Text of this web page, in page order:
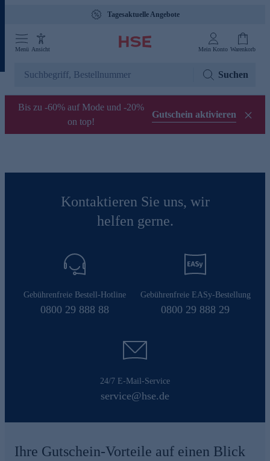
Tagesaktuelle Angebote
Menü Ansicht Mein Konto Warenkorb
Suchen
Bis zu -60% auf Mode und -20%
on top!
Gutschein aktivieren
Kontaktieren Sie uns, wir
helfen gerne.
Gebührenfreie Bestell-Hotline
0800 29 888 88
Gebührenfreie EASy-Bestellung
0800 29 888 29
24/7 E-Mail-Service
service@hse.de
Ihre Gutschein-Vorteile auf einen Blick